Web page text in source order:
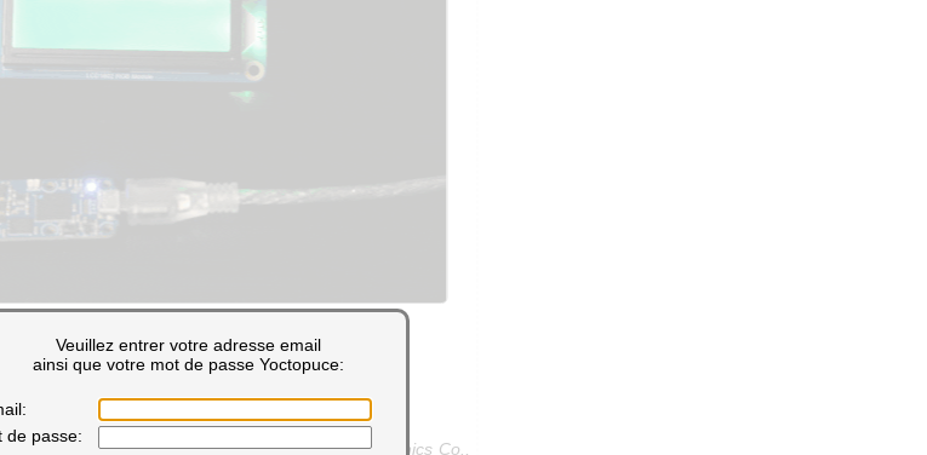
Veuillez entrer votre adresse email
ainsi que votre mot de passe Yoctopuce:
de passe:
par un chip AiP31068 deWuxi I-CORE Electronics Co.,